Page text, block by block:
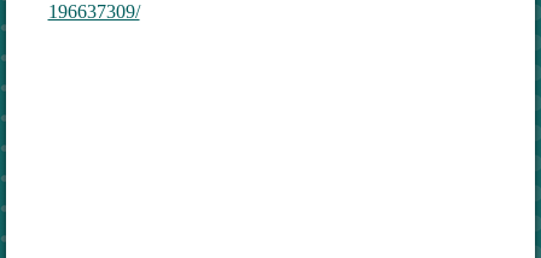
196637309/